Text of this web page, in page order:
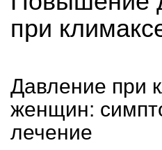
при
Давление при
женщин:
лечение